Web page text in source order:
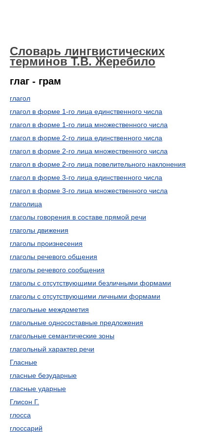
Словарь лингвистических
терминов Т.В. Жеребило
глаг - грам
глагол
глагол в форме 1-го лица единственного числа
глагол в форме 1-го лица множественного числа
глагол в форме 2-го лица единственного числа
глагол в форме 2-го лица множественного числа
глагол в форме 2-го лица повелительного наклонения
глагол в форме 3-го лица единственного числа
глагол в форме 3-го лица множественного числа
глаголица
глаголы говорения в составе прямой речи
глаголы движения
глаголы произнесения
глаголы речевого общения
глаголы речевого сообщения
глаголы с отсутствующими безличными формами
глаголы с отсутствующими личными формами
глагольные междометия
глагольные односоставные предложения
глагольные семантические зоны
глагольный характер речи
Гласные
гласные безударные
гласные ударные
Глисон Г.
глосса
глоссарий